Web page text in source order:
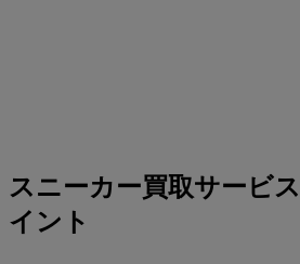
スニーカー買取サービ
イント